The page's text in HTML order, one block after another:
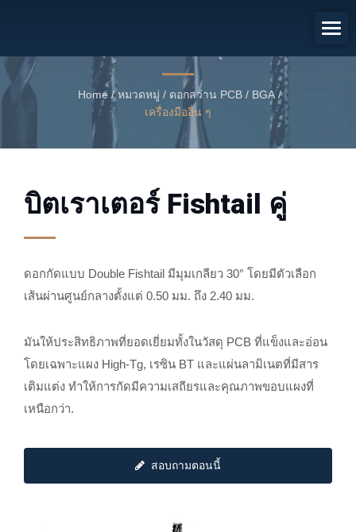
Home / หมวดหมู่ / ดอกสว่าน PCB / BGA /
เครื่องมืออื่น ๆ
บิตเราเตอร์ Fishtail คู่
ดอกกัดแบบ Double Fishtail มีมุมเกลียว 30° โดยมีตัวเลือก
เส้นผ่านศูนย์กลางตั้งแต่ 0.50 มม. ถึง 2.40 มม.
มันให้ประสิทธิภาพที่ยอดเยี่ยมทั้งในวัสดุ PCB ที่แข็งและอ่อน
โดยเฉพาะแผง High-Tg, เรซิน BT และแผ่นลามิเนตที่มีสาร
เติมแต่ง ทำให้การกัดมีความเสถียรและคุณภาพขอบแผงที่
เหนือกว่า.
สอบถามตอนนี้